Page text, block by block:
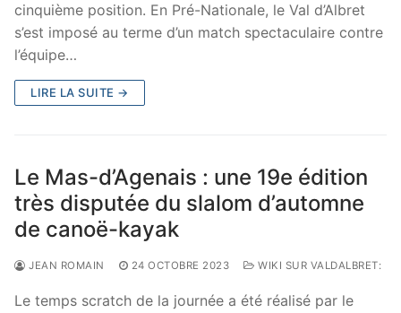
cinquième position. En Pré-Nationale, le Val d’Albret
s’est imposé au terme d’un match spectaculaire contre
l’équipe…
LIRE LA SUITE →
Le Mas-d’Agenais : une 19e édition
très disputée du slalom d’automne
de canoë-kayak
JEAN ROMAIN 24 OCTOBRE 2023 WIKI SUR VALDALBRET:
Le temps scratch de la journée a été réalisé par le